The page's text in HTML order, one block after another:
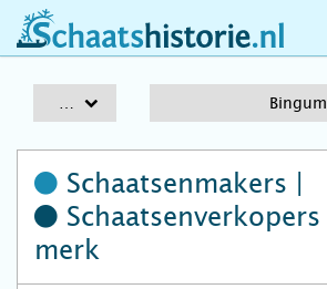
schaatshistorie.nl
Bingum
Schaatsenmakers |
Schaatsenverkopers
merk